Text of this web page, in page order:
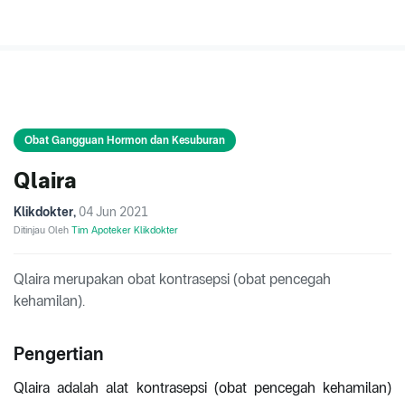
Obat Gangguan Hormon dan Kesuburan
Qlaira
Klikdokter, 04 Jun 2021
Ditinjau Oleh Tim Apoteker Klikdokter
Qlaira merupakan obat kontrasepsi (obat pencegah
kehamilan).
Pengertian
Qlaira adalah alat kontrasepsi (obat pencegah kehamilan)